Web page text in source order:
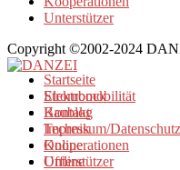
Unterstützer
Copyright ©2002-2024
Startseite
Strombock
Kontakt
Impressum/Datenschutz
Kooperationen
Unterstützer
Elektromobilität
Baublog
Technik
Online
Offline